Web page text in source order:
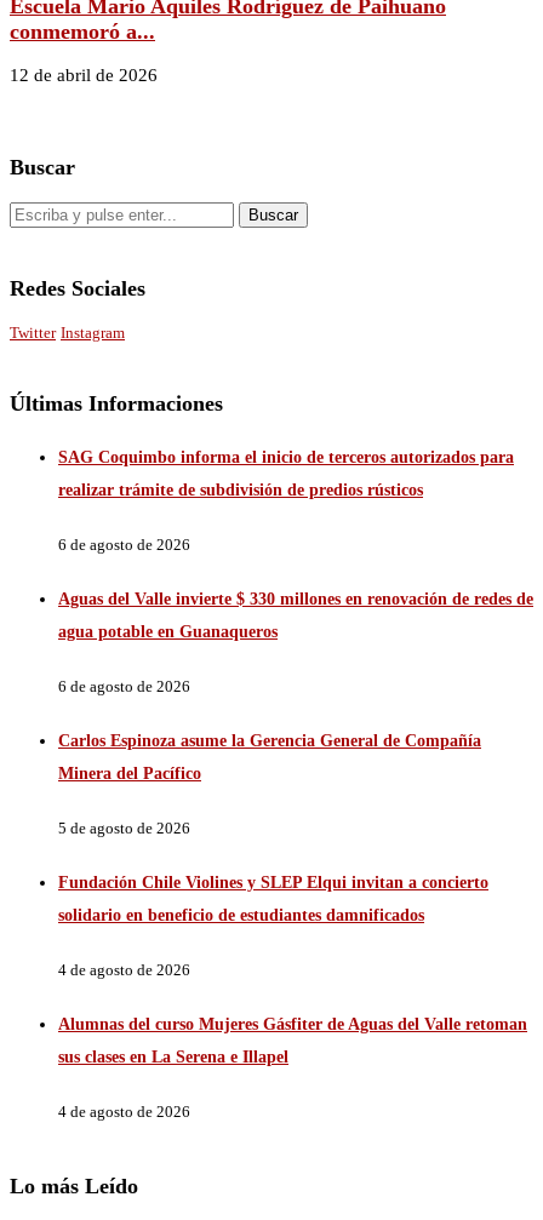
Escuela Mario Aquiles Rodríguez de Paihuano
conmemoró a...
12 de abril de 2026
Buscar
Redes Sociales
Twitter Instagram
Últimas Informaciones
SAG Coquimbo informa el inicio de terceros autorizados para
realizar trámite de subdivisión de predios rústicos
6 de agosto de 2026
Aguas del Valle invierte $ 330 millones en renovación de redes de
agua potable en Guanaqueros
6 de agosto de 2026
Carlos Espinoza asume la Gerencia General de Compañía
Minera del Pacífico
5 de agosto de 2026
Fundación Chile Violines y SLEP Elqui invitan a concierto
solidario en beneficio de estudiantes damnificados
4 de agosto de 2026
Alumnas del curso Mujeres Gásfiter de Aguas del Valle retoman
sus clases en La Serena e Illapel
4 de agosto de 2026
Lo más Leído